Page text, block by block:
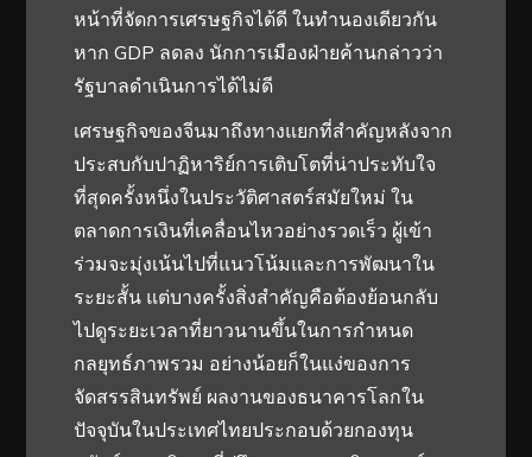
หน้าที่จัดการเศรษฐกิจได้ดี ในทำนองเดียวกัน
หาก GDP ลดลง นักการเมืองฝ่ายค้านกล่าวว่า
รัฐบาลดำเนินการได้ไม่ดี
เศรษฐกิจของจีนมาถึงทางแยกที่สำคัญหลังจาก
ประสบกับปาฏิหาริย์การเติบโตที่น่าประทับใจ
ที่สุดครั้งหนึ่งในประวัติศาสตร์สมัยใหม่ ใน
ตลาดการเงินที่เคลื่อนไหวอย่างรวดเร็ว ผู้เข้า
ร่วมจะมุ่งเน้นไปที่แนวโน้มและการพัฒนาใน
ระยะสั้น แต่บางครั้งสิ่งสำคัญคือต้องย้อนกลับ
ไปดูระยะเวลาที่ยาวนานขึ้นในการกำหนด
กลยุทธ์ภาพรวม อย่างน้อยก็ในแง่ของการ
จัดสรรสินทรัพย์ ผลงานของธนาคารโลกใน
ปัจจุบันในประเทศไทยประกอบด้วยกองทุน